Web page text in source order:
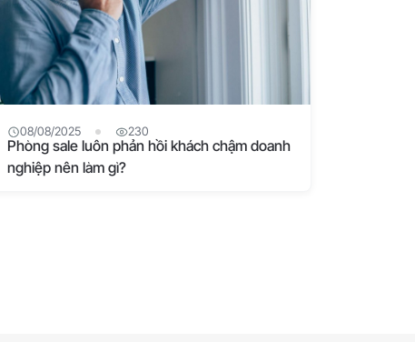
08/08/2025 230
Phòng sale luôn phản hồi khách chậm doanh
nghiệp nên làm gì?